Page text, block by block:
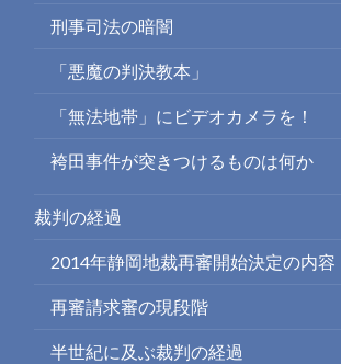
刑事司法の暗闇
「悪魔の判決教本」
「無法地帯」にビデオカメラを！
袴田事件が突きつけるものは何か
裁判の経過
2014年静岡地裁再審開始決定の内容
再審請求審の現段階
半世紀に及ぶ裁判の経過